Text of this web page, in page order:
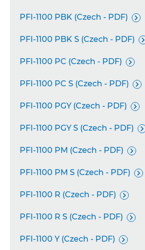
PFI-1100 PBK (Czech - PDF) 
PFI-1100 PBK S (Czech - PDF) 
PFI-1100 PC (Czech - PDF) 
PFI-1100 PC S (Czech - PDF) 
PFI-1100 PGY (Czech - PDF) 
PFI-1100 PGY S (Czech - PDF) 
PFI-1100 PM (Czech - PDF) 
PFI-1100 PM S (Czech - PDF) 
PFI-1100 R (Czech - PDF) 
PFI-1100 R S (Czech - PDF) 
PFI-1100 Y (Czech - PDF) 